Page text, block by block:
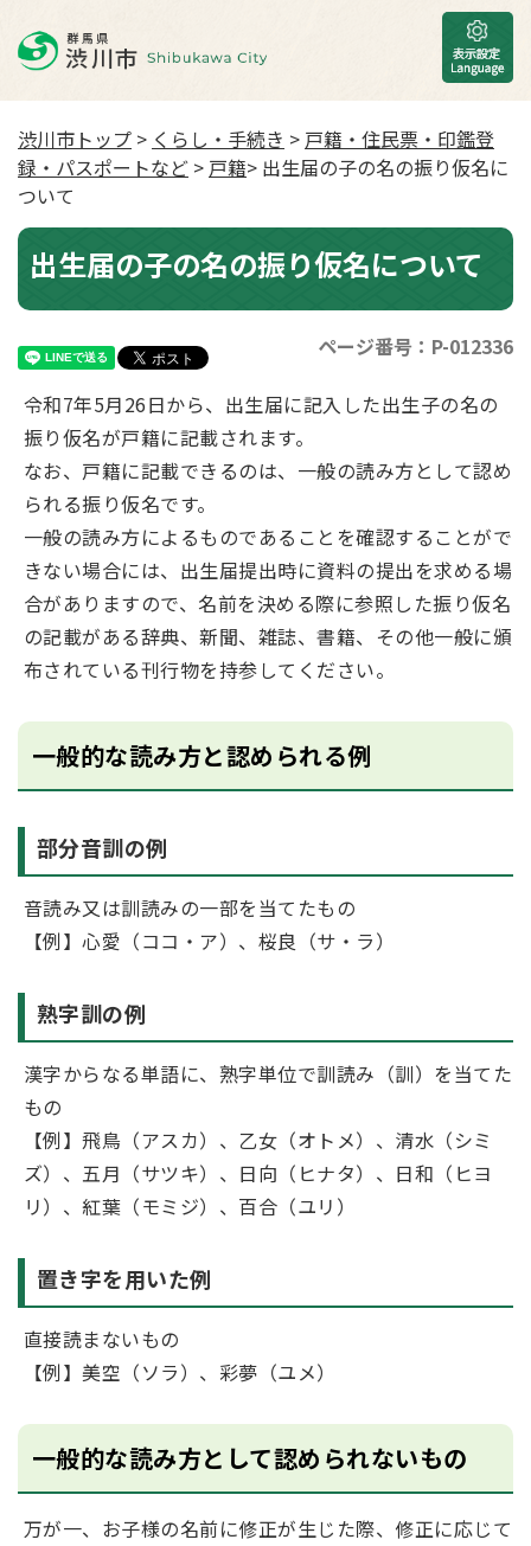
渋川市トップ > くらし・手続き > 戸籍・住民票・印鑑登
録・パスポートなど > 戸籍> 出生届の子の名の振り仮名に
ついて
出生届の子の名の振り仮名について
ページ番号：P-012336
令和7年5月26日から、出生届に記入した出生子の名の
振り仮名が戸籍に記載されます。
なお、戸籍に記載できるのは、一般の読み方として認め
られる振り仮名です。
一般の読み方によるものであることを確認することがで
きない場合には、出生届提出時に資料の提出を求める場
合がありますので、名前を決める際に参照した振り仮名
の記載がある辞典、新聞、雑誌、書籍、その他一般に頒
布されている刊行物を持参してください。
一般的な読み方と認められる例
部分音訓の例
音読み又は訓読みの一部を当てたもの
【例】心愛（ココ・ア）、桜良（サ・ラ）
熟字訓の例
漢字からなる単語に、熟字単位で訓読み（訓）を当てた
もの
【例】飛鳥（アスカ）、乙女（オトメ）、清水（シミ
ズ）、五月（サツキ）、日向（ヒナタ）、日和（ヒヨ
リ）、紅葉（モミジ）、百合（ユリ）
置き字を用いた例
直接読まないもの
【例】美空（ソラ）、彩夢（ユメ）
一般的な読み方として認められないもの
万が一、お子様の名前に修正が生じた際、修正に応じて